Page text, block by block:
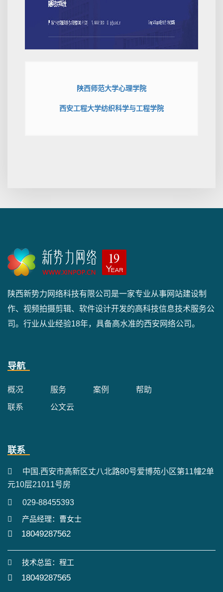
陕西师范大学心理学院
西安工程大学纺织科学与工程学院
陕西新势力网络科技有限公司是一家专业从事网站建设制
作、视频拍摄剪辑、软件设计开发的高科技信息技术服务公
司。行业从业经验18年，具备高水准的西安网络公司。
导航
概况 服务 案例 帮助
联系 公文云
联系
中国.西安市高新区丈八北路80号爱博苑小区第11幢2单
元10层21011号房
029-88455393
产品经理：曹女士
18049287562
技术总监：程工
18049287565